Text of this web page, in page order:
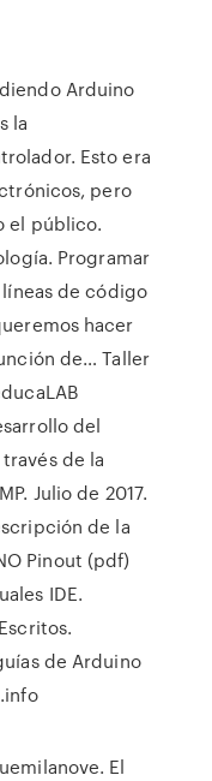
Arduino
la
Esto era
pero
el público.
Programar
de código
hacer
de… Taller
del
de la
Julio de 2017.
de la
Pinout (pdf)
IDE.
de Arduino
El